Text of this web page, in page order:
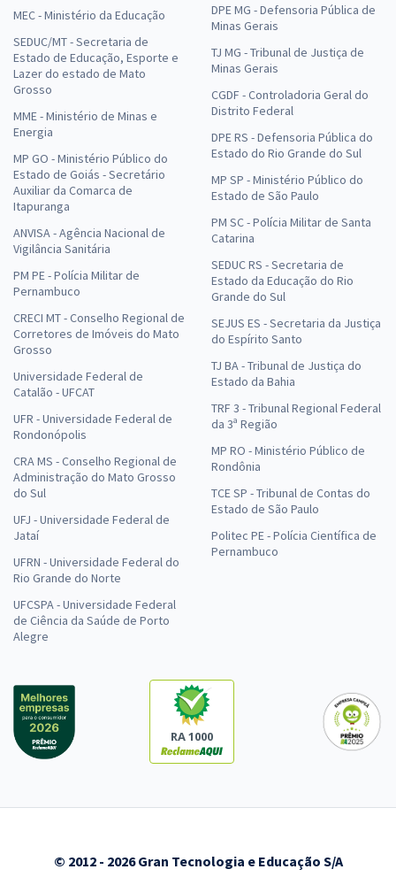
MEC - Ministério da Educação
SEDUC/MT - Secretaria de
Estado de Educação, Esporte e
Lazer do estado de Mato
Grosso
MME - Ministério de Minas e
Energia
MP GO - Ministério Público do
Estado de Goiás - Secretário
Auxiliar da Comarca de
Itapuranga
ANVISA - Agência Nacional de
Vigilância Sanitária
PM PE - Polícia Militar de
Pernambuco
CRECI MT - Conselho Regional de
Corretores de Imóveis do Mato
Grosso
Universidade Federal de
Catalão - UFCAT
UFR - Universidade Federal de
Rondonópolis
CRA MS - Conselho Regional de
Administração do Mato Grosso
do Sul
UFJ - Universidade Federal de
Jataí
UFRN - Universidade Federal do
Rio Grande do Norte
UFCSPA - Universidade Federal
de Ciência da Saúde de Porto
Alegre
DPE MG - Defensoria Pública de
Minas Gerais
TJ MG - Tribunal de Justiça de
Minas Gerais
CGDF - Controladoria Geral do
Distrito Federal
DPE RS - Defensoria Pública do
Estado do Rio Grande do Sul
MP SP - Ministério Público do
Estado de São Paulo
PM SC - Polícia Militar de Santa
Catarina
SEDUC RS - Secretaria de
Estado da Educação do Rio
Grande do Sul
SEJUS ES - Secretaria da Justiça
do Espírito Santo
TJ BA - Tribunal de Justiça do
Estado da Bahia
TRF 3 - Tribunal Regional Federal
da 3ª Região
MP RO - Ministério Público de
Rondônia
TCE SP - Tribunal de Contas do
Estado de São Paulo
Politec PE - Polícia Científica de
Pernambuco
RA 1000
© 2012 - 2026 Gran Tecnologia e Educação S/A